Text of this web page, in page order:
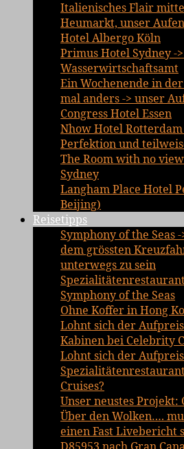
Italienisches Flair
Heumarkt, unser
Hotel Albergo Köln
Primus Hotel Sydney -
Wasserwirtschaftsamt
Ein Wochenende in
mal anders -> unser
Congress Hotel Essen
Nhow Hotel
Perfektion und
The Room with no
Sydney
Langham Place Hotel
Beijing)
Reisetipps
Symphony of the Seas
dem grössten
unterwegs zu sein
Symphony of the Seas
Ohne Koffer in Hong
Lohnt sich der
Kabinen bei Celebrity
Lohnt sich der
Cruises?
Unser neustes Projekt:
Über den Wolken….
einen Fast Livebericht